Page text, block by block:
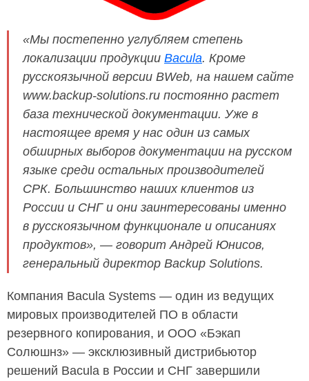
«Мы постепенно углубляем степень
локализации продукции Bacula. Кроме
русскоязычной версии BWeb, на нашем сайте
www.backup-solutions.ru постоянно растет
база технической документации. Уже в
настоящее время у нас один из самых
обширных выборов документации на русском
языке среди остальных производителей
СРК. Большинство наших клиентов из
России и СНГ и они заинтересованы именно
в русскоязычном функционале и описаниях
продуктов», — говорит Андрей Юнисов,
генеральный директор Backup Solutions.
Компания Bacula Systems — один из ведущих
мировых производителей ПО в области
резервного копирования, и ООО «Бэкап
Солюшнз» — эксклюзивный дистрибьютор
решений Bacula в России и СНГ завершили